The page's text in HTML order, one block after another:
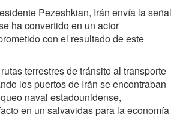
Pezeshkian, Irán envía la señal
ha convertido en un actor
con el resultado de este
terrestres de tránsito al transporte
los puertos de Irán se encontraban
naval estadounidense,
en un salvavidas para la economía